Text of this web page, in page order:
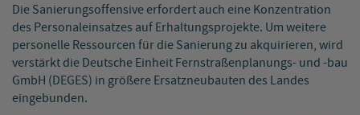
Die Sanierungsoffensive erfordert auch eine Konzentration
des Personaleinsatzes auf Erhaltungsprojekte. Um weitere
personelle Ressourcen für die Sanierung zu akquirieren, wird
verstärkt die Deutsche Einheit Fernstraßenplanungs- und -bau
GmbH (DEGES) in größere Ersatzneubauten des Landes
eingebunden.